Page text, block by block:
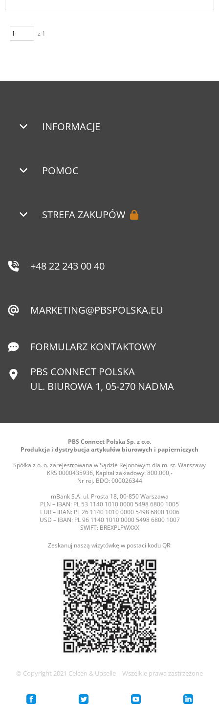
z 1
INFORMACJE
POMOC
STREFA ZAKUPÓW
+48 22 243 00 40
MARKETING@PBSPOLSKA.EU
FORMULARZ KONTAKTOWY
PBS CONNECT POLSKA
UL. BIUROWA 1, 05-270 NADMA
PBS Connect Polska Sp. z o.o.
Produkcja i dystrybucja artykułów biurowych i papierniczych
Spółka z o. o. zarejestrowana w Sądzie Rejonowym dla m. st. Warszawy
KRS 0000435936, Kapitał zakładowy: 800.000,-
Nr rej. BDO: 000026344
mBank S.A. ul. Prosta 18, 00-850 Warszawa
PLN – IBAN: PL 53 1140 1010 0000 5498 6800 1005
EUR – IBAN: PL 26 1140 1010 0000 5498 6800 1006
USD – IBAN: PL 96 1140 1010 0000 5498 6800 1007
SWIFT: BREXPLPWXXX
Zeskanuj naszą wizytówkę w postaci kodu QR:
© Copyright 2021 Celcen & Upselle | Wszelkie prawa zastrzeżone